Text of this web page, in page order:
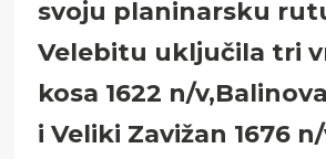
svoju planinarsku
Velebitu uključila tri
kosa 1622 n/
i Veliki Zavižan 1676